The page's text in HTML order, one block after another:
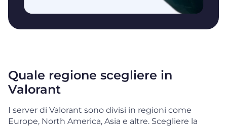
Quale regione scegliere in
Valorant
I server di Valorant sono divisi in regioni come
Europe, North America, Asia e altre. Scegliere la